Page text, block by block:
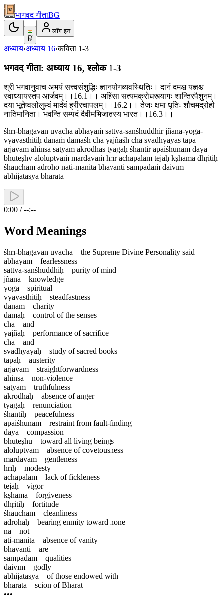
भागवद गीताBG
हिं
लॉग इन
अध्याय›अध्याय 16›कविता 1-3
भगवद गीता: अध्याय 16, श्लोक 1-3
श्री भगवानुवाच अभयं सत्त्वसंशुद्धिः ज्ञानयोगव्यवस्थितिः। दानं दमश्च यज्ञश्च
स्वाध्यायस्तप आर्जवम्।।16.1।। अहिंसा सत्यमक्रोधस्त्यागः शान्तिरपैशुनम्।
दया भूतेष्वलोलुप्त्वं मार्दवं ह्रीरचापलम्।।16.2।। तेजः क्षमा धृतिः शौचमद्रोहो
नातिमानिता। भवन्ति सम्पदं दैवीमभिजातस्य भारत।।16.3।।
śhrī-bhagavān uvācha abhayaṁ sattva-sanśhuddhir jñāna-yoga-
vyavasthitiḥ dānaṁ damaśh cha yajñaśh cha svādhyāyas tapa
ārjavam ahinsā satyam akrodhas tyāgaḥ śhāntir apaiśhunam dayā
bhūteṣhv aloluptvaṁ mārdavaṁ hrīr achāpalam tejaḥ kṣhamā dhṛitiḥ
śhaucham adroho nāti-mānitā bhavanti sampadaṁ daivīm
abhijātasya bhārata
0:00 / --:--
Word Meanings
śhrī-bhagavān uvācha—the Supreme Divine Personality said
abhayam—fearlessness
sattva-sanśhuddhiḥ—purity of mind
jñāna—knowledge
yoga—spiritual
vyavasthitiḥ—steadfastness
dānam—charity
damaḥ—control of the senses
cha—and
yajñaḥ—performance of sacrifice
cha—and
svādhyāyaḥ—study of sacred books
tapaḥ—austerity
ārjavam—straightforwardness
ahinsā—non-violence
satyam—truthfulness
akrodhaḥ—absence of anger
tyāgaḥ—renunciation
śhāntiḥ—peacefulness
apaiśhunam—restraint from fault-finding
dayā—compassion
bhūteṣhu—toward all living beings
aloluptvam—absence of covetousness
mārdavam—gentleness
hrīḥ—modesty
achāpalam—lack of fickleness
tejaḥ—vigor
kṣhamā—forgiveness
dhṛitiḥ—fortitude
śhaucham—cleanliness
adrohaḥ—bearing enmity toward none
na—not
ati-mānitā—absence of vanity
bhavanti—are
sampadam—qualities
daivīm—godly
abhijātasya—of those endowed with
bhārata—scion of Bharat
•••